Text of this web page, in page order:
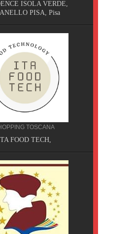
ISOLA VERDE,
PISA, Pisa
TOSCANA
FOOD TECH,